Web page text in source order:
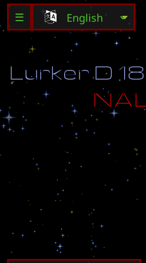
☰
LurkerD 18
NA
d V o n
y
o a a
P
r t e x
S co n
g s o